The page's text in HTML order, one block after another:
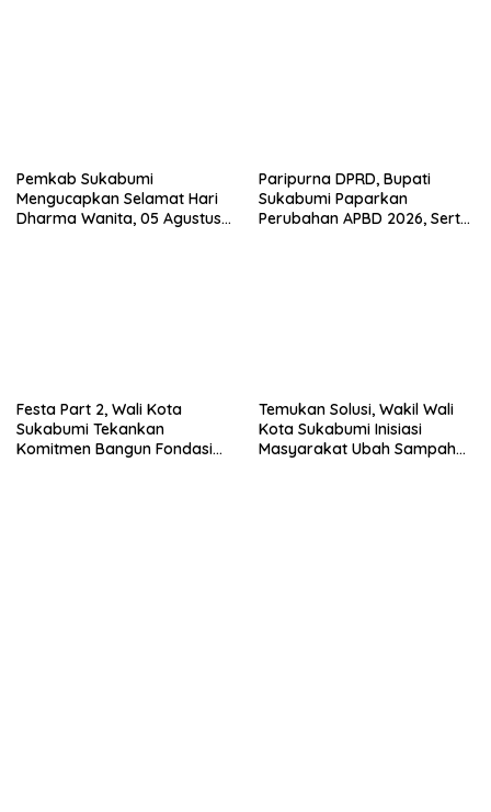
Pemkab Sukabumi
Mengucapkan Selamat Hari
Dharma Wanita, 05 Agustus
Paripurna DPRD, Bupati
Sukabumi Paparkan
Perubahan APBD 2026, Serta
Festa Part 2, Wali Kota
Sukabumi Tekankan
Komitmen Bangun Fondasi
Temukan Solusi, Wakil Wali
Kota Sukabumi Inisiasi
Masyarakat Ubah Sampah